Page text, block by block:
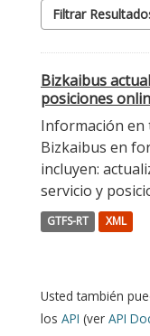
Filtrar
Bizkaibus
posiciones
Información en
Bizkaibus en
incluyen:
servicio y
GTFS-RT XML
Usted también
los API (ver API